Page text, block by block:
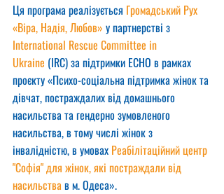
Ця програма реалізується Громадський Рух
«Віра, Надія, Любов» у партнерстві з
International Rescue Committee in
Ukraine (IRC) за підтримки ECHO в рамках
проєкту «Психо-соціальна підтримка жінок та
дівчат, постраждалих від домашнього
насильства та гендерно зумовленого
насильства, в тому числі жінок з
інвалідністю, в умовах Реабілітаційний центр
"Софія" для жінок, які постраждали від
насильства в м. Одеса».